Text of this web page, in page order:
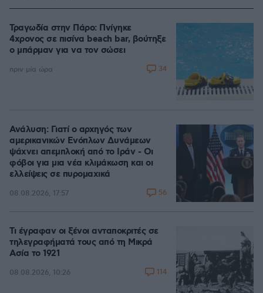
Τραγωδία στην Πάρο: Πνίγηκε
4χρονος σε πισίνα beach bar, βούτηξε
ο μπάρμαν για να τον σώσει
πριν μία ώρα 34
Ανάλυση: Γιατί ο αρχηγός των
αμερικανικών Ενόπλων Δυνάμεων
ψάχνει απεμπλοκή από το Ιράν - Οι
φόβοι για μια νέα κλιμάκωση και οι
ελλείψεις σε πυρομαχικά
08.08.2026, 17:57 56
Τι έγραφαν οι ξένοι ανταποκριτές σε
τηλεγραφήματά τους από τη Μικρά
Ασία το 1921
08.08.2026, 10:26 114